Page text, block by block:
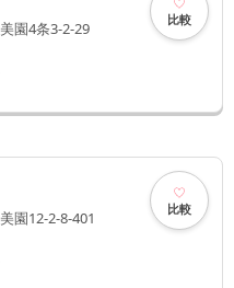
美園4条3-2-29 比較
美園12-2-8-401 比較